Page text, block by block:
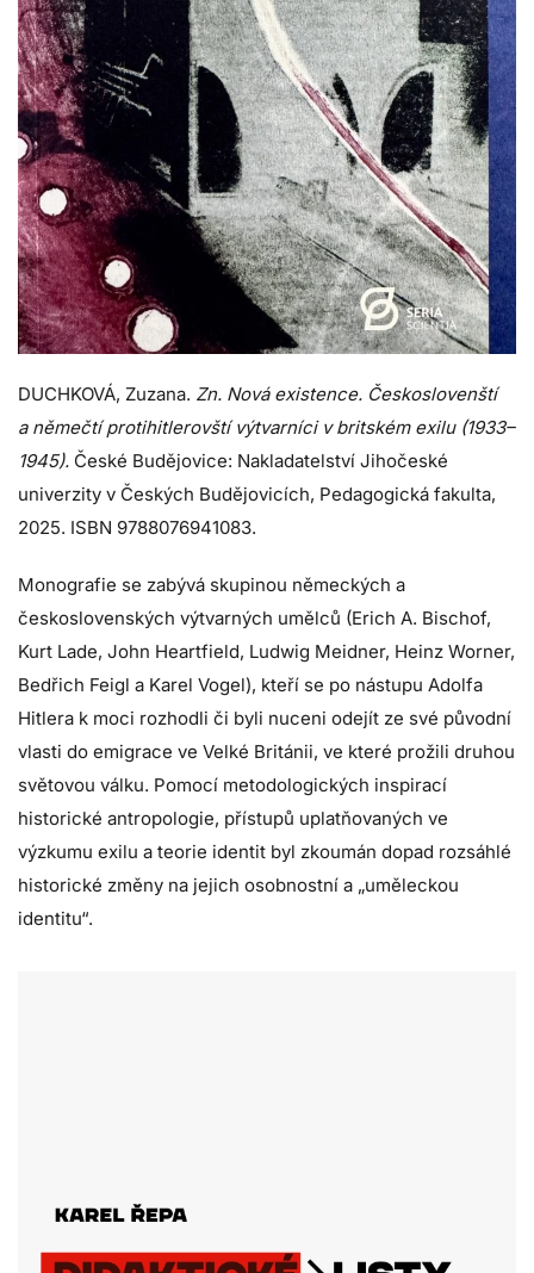
DUCHKOVÁ, Zuzana. Zn. Nová existence. Českoslovenští
a němečtí protihitlerovští výtvarníci v britském exilu (1933–
1945). České Budějovice: Nakladatelství Jihočeské
univerzity v Českých Budějovicích, Pedagogická fakulta,
2025. ISBN 9788076941083.
Monografie se zabývá skupinou německých a
československých výtvarných umělců (Erich A. Bischof,
Kurt Lade, John Heartfield, Ludwig Meidner, Heinz Worner,
Bedřich Feigl a Karel Vogel), kteří se po nástupu Adolfa
Hitlera k moci rozhodli či byli nuceni odejít ze své původní
vlasti do emigrace ve Velké Británii, ve které prožili druhou
světovou válku. Pomocí metodologických inspirací
historické antropologie, přístupů uplatňovaných ve
výzkumu exilu a teorie identit byl zkoumán dopad rozsáhlé
historické změny na jejich osobnostní a „uměleckou
identitu“.